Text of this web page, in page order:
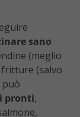
sano
(meglio
fritture (salvo
può
pronti,